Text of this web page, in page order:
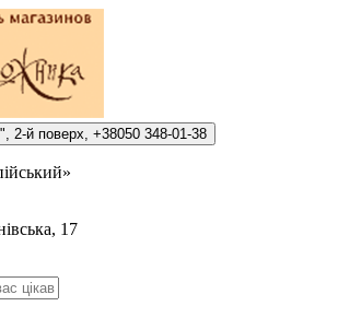
2-й поверх, +38050 348-01-38
17